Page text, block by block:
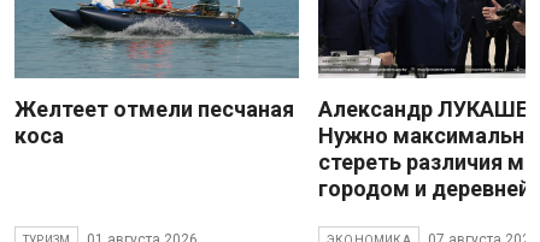
Желтеет отмели песчаная
коса
Александр
Нужно максимально
стереть различия
городом и деревней